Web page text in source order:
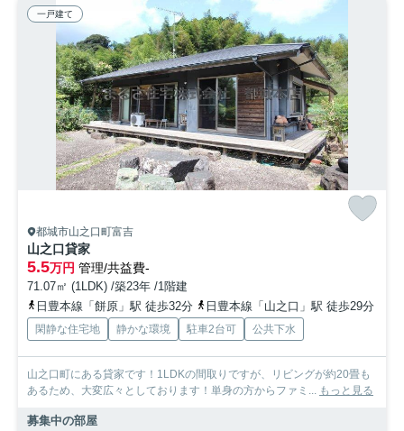
一戸建て
都城市山之口町富吉
山之口貸家
5.5万円 管理/共益費-
71.07㎡ (1LDK) /築23年 /1階建
日豊本線「餅原」駅 徒歩32分
日豊本線「山之口」駅 徒歩29分
閑静な住宅地 静かな環境 駐車2台可 公共下水
山之口町にある貸家です！1LDKの間取りですが、リビングが約20畳も
あるため、大変広々としております！単身の方からファミ... もっと見る
募集中の部屋